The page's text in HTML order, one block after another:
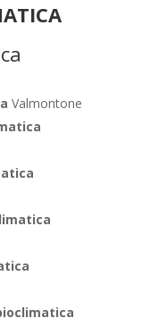
Valmontone